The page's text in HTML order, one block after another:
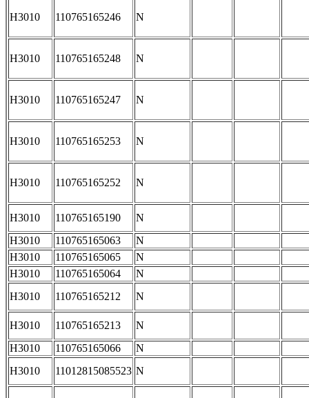
H3010 110765165246 N
H3010 110765165248 N
H3010 110765165247 N
H3010 110765165253 N
H3010 110765165252 N
H3010 110765165190
N
H3010
110765165063
N
H3010
110765165065
N
H3010
110765165064
N
H3010
110765165212 N
H3010 110765165213
N
H3010
110765165066
N
H3010
11012815085523 N